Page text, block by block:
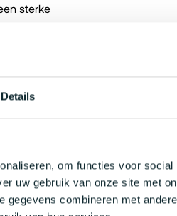
Details
om functies voor
uw gebruik van onze site met
combineren met
sterke